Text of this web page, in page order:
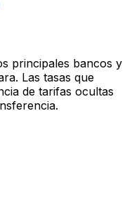
principales bancos y
Las tasas que
de tarifas ocultas